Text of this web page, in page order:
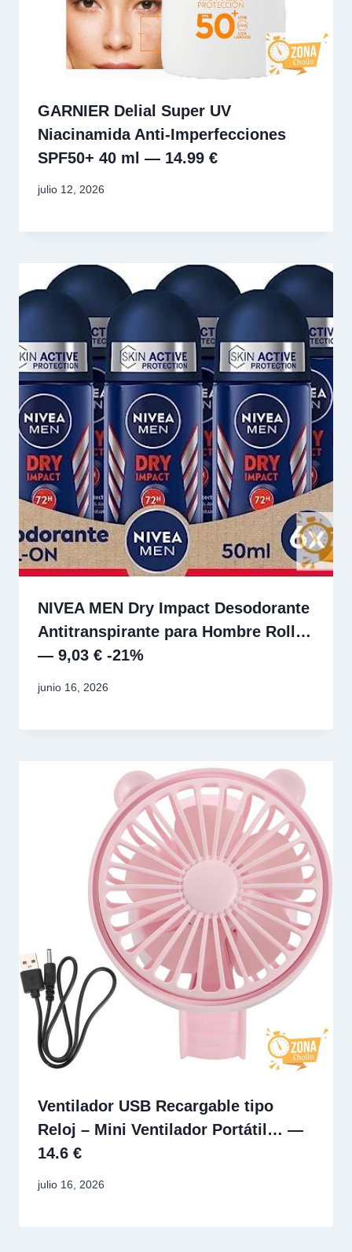
GARNIER Delial Super UV
Niacinamida Anti‑Imperfecciones
SPF50+ 40 ml — 14.99 €
julio 12, 2026
NIVEA MEN Dry Impact Desodorante
Antitranspirante para Hombre Roll…
— 9,03 € -21%
junio 16, 2026
Ventilador USB Recargable tipo
Reloj – Mini Ventilador Portátil… —
14.6 €
julio 16, 2026